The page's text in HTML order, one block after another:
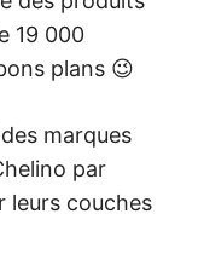
19 000
plans 😉
marques
par
leurs couches